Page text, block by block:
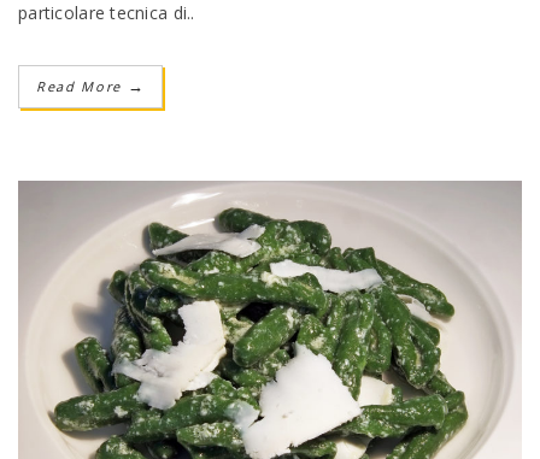
particolare tecnica di..
Read More →